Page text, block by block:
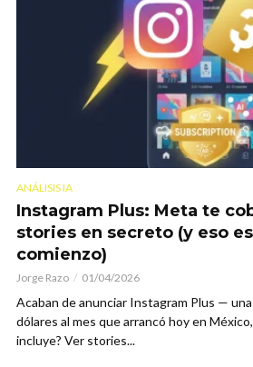
ANÁLISIS IA
Instagram Plus: Meta te
stories en secreto (y eso es
comienzo)
Jorge Razo 01/04/2026
Acaban de anunciar Instagram Plus —
dólares al mes que arrancó hoy en
incluye? Ver stories...